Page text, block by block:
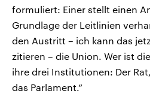
formuliert: Einer stellt einen
Grundlage der Leitlinien
den Austritt – ich kann das
zitieren – die Union. Wer ist
ihre drei Institutionen: Der
das Parlament.“